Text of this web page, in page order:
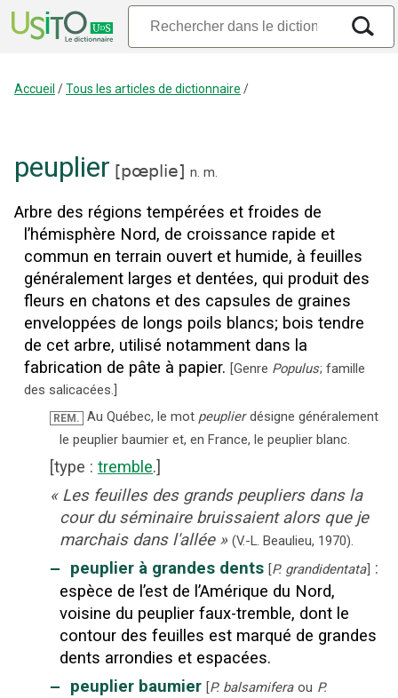
Accueil /Tous les articles de dictionnaire /
peuplier [pœplie] n. m.
Arbre des régions tempérées et froides de
l’hémisphère Nord, de croissance rapide et
commun en terrain ouvert et humide, à feuilles
généralement larges et dentées, qui produit des
fleurs en chatons et des capsules de graines
enveloppées de longs poils blancs; bois tendre
de cet arbre, utilisé notamment dans la
fabrication de pâte à papier. [Genre Populus; famille
des salicacées.]
REM. Au Québec, le mot peuplier désigne généralement
le peuplier baumier et, en France, le peuplier blanc.
[type : tremble.]
« Les feuilles des grands peupliers dans la
cour du séminaire bruissaient alors que je
marchais dans l'allée » (V.-L. Beaulieu, 1970).
‒ peuplier à grandes dents [P. grandidentata] :
espèce de l’est de l’Amérique du Nord,
voisine du peuplier faux-tremble, dont le
contour des feuilles est marqué de grandes
dents arrondies et espacées.
‒ peuplier baumier [P. balsamifera ou P.